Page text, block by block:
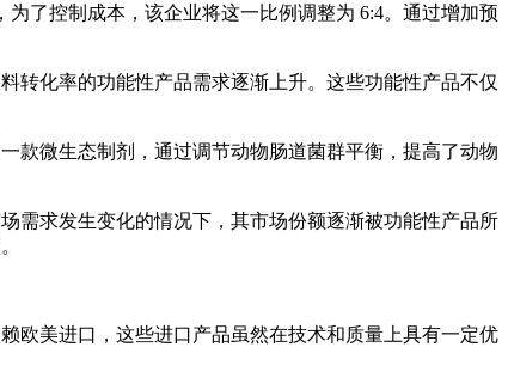
了控制成本，该企业将这一比例调整为 6:4。通过增加预
转化率的功能性产品需求逐渐上升。这些功能性产品不仅
款微生态制剂，通过调节动物肠道菌群平衡，提高了动物
需求发生变化的情况下，其市场份额逐渐被功能性产品所
欧美进口，这些进口产品虽然在技术和质量上具有一定优